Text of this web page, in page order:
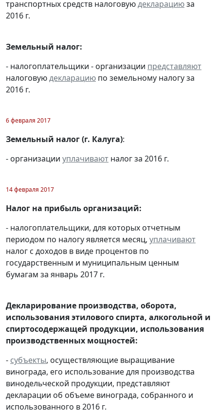
транспортных средств налоговуюдекларациюза
2016 г.
Земельный налог:
- налогоплательщики - организации представляют
налоговуюдекларацию по земельному налогу за
2016 г.
6 февраля 2017
Земельный налог (г. Калуга):
- организации уплачивают налог за 2016 г.
14 февраля 2017
Налог на прибыль организаций:
- налогоплательщики, для которых отчетным
периодом по налогу является месяц, уплачивают
налог с доходов в виде процентов по
государственным и муниципальным ценным
бумагам за январь 2017 г.
Декларирование производства, оборота,
использования этилового спирта, алкогольной и
спиртосодержащей продукции, использования
производственных мощностей:
- субъекты, осуществляющие выращивание
винограда, его использование для производства
винодельческой продукции, представляют
декларации об объеме винограда, собранного и
использованного в 2016 г.